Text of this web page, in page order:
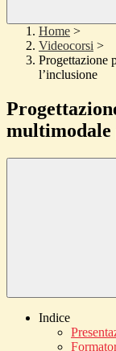
Home >
Videocorsi >
Progettazione
l’inclusione
multimodale
Indice